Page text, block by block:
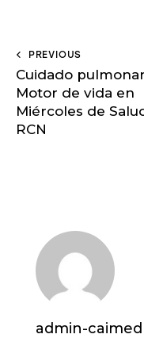
PREVIOUS
Cuidado
Motor de vida en
Miércoles de
RCN
admin-caimed